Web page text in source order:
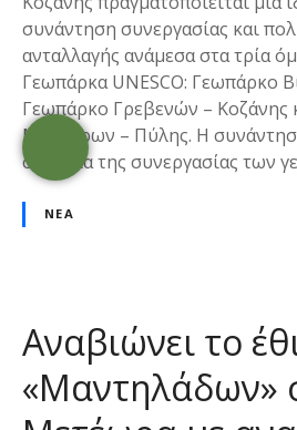
συνάντηση συνεργασίας και
ανταλλαγής ανάμεσα στα τρία
Γεωπάρκα UNESCO: Γεωπάρκο
Γεωπάρκο Γρεβενών – Κοζάνης
Μετεώρων – Πύλης. Η
σημασία της συνεργασίας των
ΝΈΑ
Αναβιώνει το
«Μαντηλάδων»